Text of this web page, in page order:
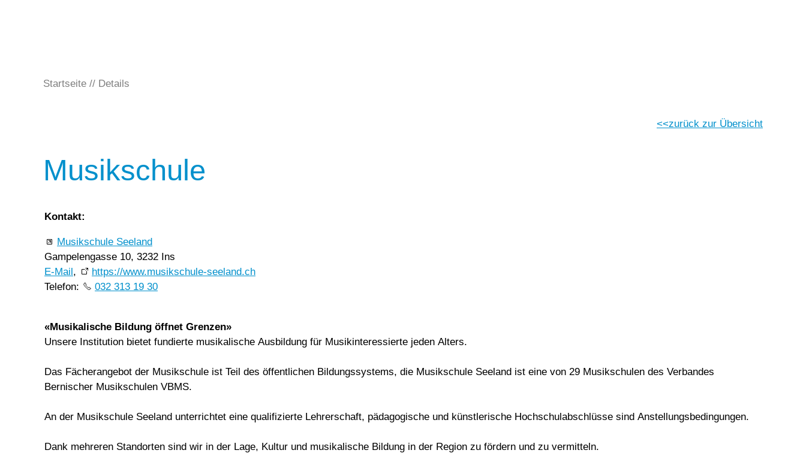
Startseite Details
zurück zur Übersicht
Musikschule
Kontakt:
Musikschule Seeland
Gampelengasse 10, 3232 Ins
E-Mail,
https://www.musikschule-seeland.ch
Telefon:
032 313 19 30
«Musikalische Bildung öffnet Grenzen»
Unsere Institution bietet fundierte musikalische Ausbildung für Musikinteressierte jeden Alters.
Das Fächerangebot der Musikschule ist Teil des öffentlichen Bildungssystems, die Musikschule Seeland ist eine von 29 Musikschulen des Verbandes
Bernischer Musikschulen VBMS.
An der Musikschule Seeland unterrichtet eine qualifizierte Lehrerschaft, pädagogische und künstlerische Hochschulabschlüsse sind Anstellungsbedingungen.
Dank mehreren Standorten sind wir in der Lage, Kultur und musikalische Bildung in der Region zu fördern und zu vermitteln.